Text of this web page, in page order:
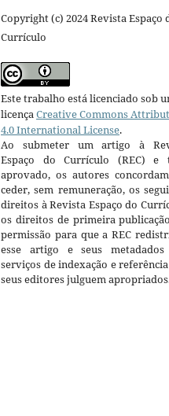
Copyright (c) 2024 Revista Espaço
Currículo
Este trabalho está licenciado sob
licençaCreative Commons
4.0 International License.
Ao submeter um artigo à
Espaço do Currículo (REC) e
aprovado, os autores
ceder, sem remuneração, os
direitos à Revista Espaço do
os direitos de primeira
permissão para que a REC
esse artigo e seus metadados
serviços de indexação e
seus editores julguem